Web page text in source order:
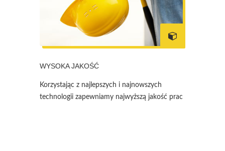
WYSOKA JAKOŚĆ
Korzystając z najlepszych i najnowszych
technologii zapewniamy najwyższą jakość prac